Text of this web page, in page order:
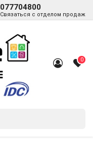
077704800
Связаться с отделом продаж
0